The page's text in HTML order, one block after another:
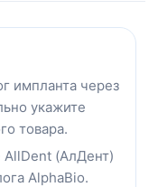
импланта через
укажите
товара.
(АлДент)
AlphaBio.